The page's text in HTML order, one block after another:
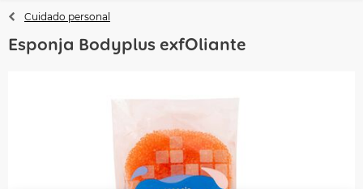
Cuidado personal
Esponja Bodyplus exfOliante